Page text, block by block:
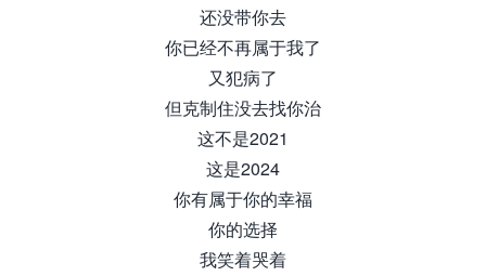
还没带你去
你已经不再属于我了
又犯病了
但克制住没去找你治
这不是2021
这是2024
你有属于你的幸福
你的选择
我笑着哭着